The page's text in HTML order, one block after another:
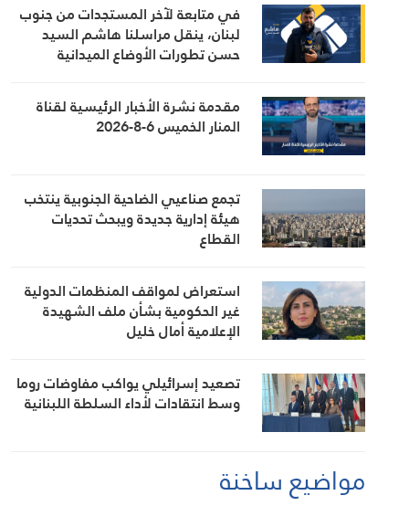
في متابعة لآخر المستجدات من جنوب
لبنان، ينقل مراسلنا هاشم السيد
حسن تطورات الأوضاع الميدانية
مقدمة نشرة الأخبار الرئيسية لقناة
المنار الخميس 6-8-2026
تجمع صناعيي الضاحية الجنوبية ينتخب
هيئة إدارية جديدة ويبحث تحديات
القطاع
استعراض لمواقف المنظمات الدولية
غير الحكومية بشأن ملف الشهيدة
الإعلامية أمال خليل
تصعيد إسرائيلي يواكب مفاوضات روما
وسط انتقادات لأداء السلطة اللبنانية
مواضيع ساخنة